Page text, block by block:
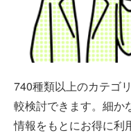
740種類以上のカテゴ
較検討できます。細か
情報をもとにお得に利